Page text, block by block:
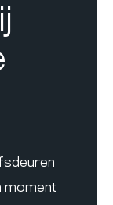
moment